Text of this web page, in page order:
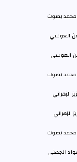
العوسي
الزهراني